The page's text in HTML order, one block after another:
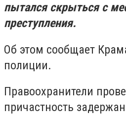
пытался скрыться с
преступления.
Об этом сообщает
полиции.
Правоохранители
причастность